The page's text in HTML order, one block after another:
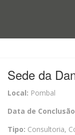
Sede da
Local: Pombal
Data de
Tipo: Consultoria,